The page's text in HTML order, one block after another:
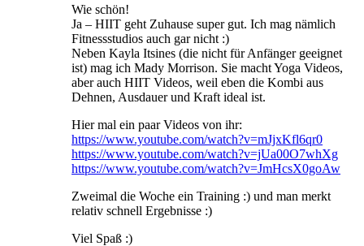
Wie schön!
Ja – HIIT geht Zuhause super gut. Ich mag nämlich
Fitnessstudios auch gar nicht :)
Neben Kayla Itsines (die nicht für Anfänger geeignet
ist) mag ich Mady Morrison. Sie macht Yoga Videos,
aber auch HIIT Videos, weil eben die Kombi aus
Dehnen, Ausdauer und Kraft ideal ist.
Hier mal ein paar Videos von ihr:
https://www.youtube.com/watch?v=mJjxKfl6qr0
https://www.youtube.com/watch?v=jUa00O7whXg
https://www.youtube.com/watch?v=JmHcsX0goAw
Zweimal die Woche ein Training :) und man merkt
relativ schnell Ergebnisse :)
Viel Spaß :)